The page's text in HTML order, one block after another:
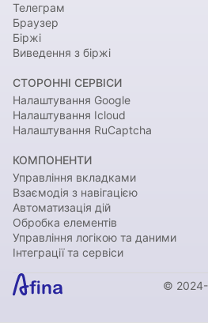
Телеграм
Браузер
Біржі
Виведення з біржі
СТОРОННІ СЕРВІСИ
Налаштування Google
Налаштування Icloud
Налаштування RuCaptcha
КОМПОНЕНТИ
Управління вкладками
Взаємодія з навігацією
Автоматизація дій
Обробка елементів
Управління логікою та даними
Інтеграції та сервіси
© 2024-